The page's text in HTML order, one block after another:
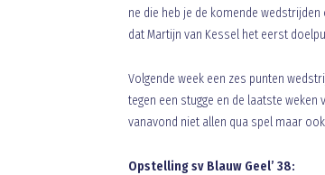
ne die heb je de komende
dat Martijn van Kessel het eerst
Volgende week een zes punten
tegen een stugge en de laatste weken
vanavond niet allen qua spel maar
Opstelling sv Blauw Geel’ 38: